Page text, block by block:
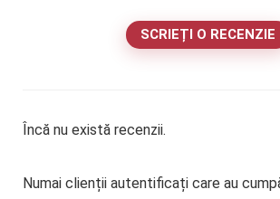
SCRIEȚI O RECENZIE
Încă nu există recenzii.
Numai clienții autentificați care au